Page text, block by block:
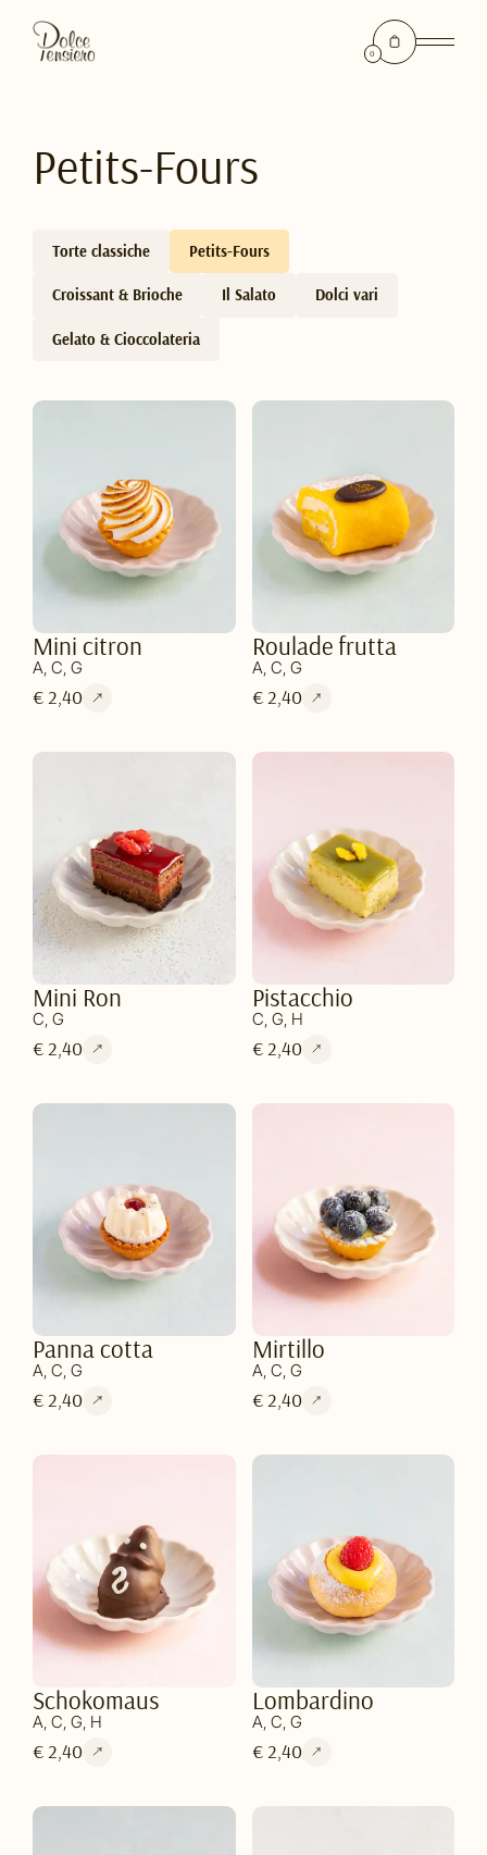
0
Petits-Fours
Torte classiche Petits-Fours
Croissant & Brioche Il Salato Dolci vari
Gelato & Cioccolateria
Mini citron
A, C, G
€ 2,40
Roulade frutta
A, C, G
€ 2,40
Mini Ron
C, G
€ 2,40
Pistacchio
C, G, H
€ 2,40
Panna cotta
A, C, G
€ 2,40
Mirtillo
A, C, G
€ 2,40
Schokomaus
A, C, G, H
€ 2,40
Lombardino
A, C, G
€ 2,40